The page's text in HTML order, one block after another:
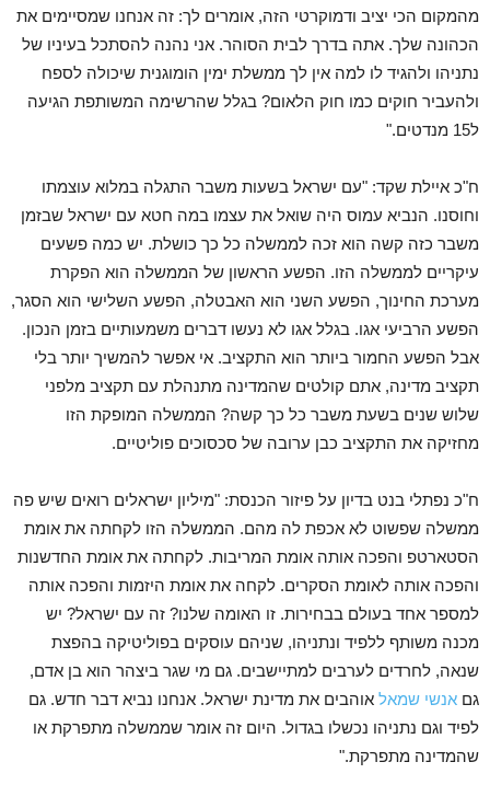
מהמקום הכי יציב ודמוקרטי הזה, אומרים לך: זה אנחנו שמסיימים את
הכהונה שלך. אתה בדרך לבית הסוהר. אני נהנה להסתכל בעיניו של
נתניהו ולהגיד לו למה אין לך ממשלת ימין הומוגנית שיכולה לספח
ולהעביר חוקים כמו חוק הלאום? בגלל שהרשימה המשותפת הגיעה
ל15 מנדטים."
ח"כ איילת שקד: "עם ישראל בשעות משבר התגלה במלוא עוצמתו
וחוסנו. הנביא עמוס היה שואל את עצמו במה חטא עם ישראל שבזמן
משבר כזה קשה הוא זכה לממשלה כל כך כושלת. יש כמה פשעים
עיקריים לממשלה הזו. הפשע הראשון של הממשלה הוא הפקרת
מערכת החינוך, הפשע השני הוא האבטלה, הפשע השלישי הוא הסגר,
הפשע הרביעי אגו. בגלל אגו לא נעשו דברים משמעותיים בזמן הנכון.
אבל הפשע החמור ביותר הוא התקציב. אי אפשר להמשיך יותר בלי
תקציב מדינה, אתם קולטים שהמדינה מתנהלת עם תקציב מלפני
שלוש שנים בשעת משבר כל כך קשה? הממשלה המופקת הזו
מחזיקה את התקציב כבן ערובה של סכסוכים פוליטיים.
ח"כ נפתלי בנט בדיון על פיזור הכנסת: "מיליון ישראלים רואים שיש פה
ממשלה שפשוט לא אכפת לה מהם. הממשלה הזו לקחתה את אומת
הסטארטפ והפכה אותה אומת המריבות. לקחתה את אומת החדשנות
והפכה אותה לאומת הסקרים. לקחה את אומת היזמות והפכה אותה
למספר אחד בעולם בבחירות. זו האומה שלנו? זה עם ישראל? יש
מכנה משותף ללפיד ונתניהו, שניהם עוסקים בפוליטיקה בהפצת
שנאה, לחרדים לערבים למתיישבים. גם מי שגר ביצהר הוא בן אדם,
גם אנשי שמאל אוהבים את מדינת ישראל. אנחנו נביא דבר חדש. גם
לפיד וגם נתניהו נכשלו בגדול. היום זה אומר שממשלה מתפרקת או
שהמדינה מתפרקת."